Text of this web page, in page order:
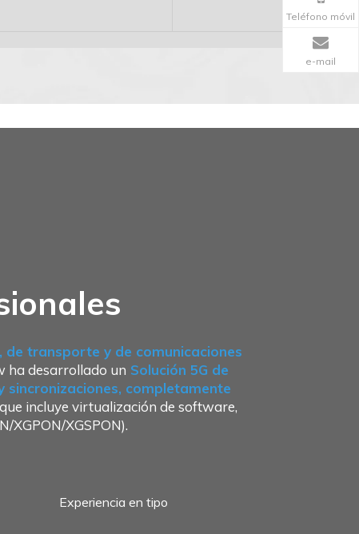
transporte y de comunicaciones
ha desarrollado un Solución 5G de
sincronizaciones, completamente
incluye virtualización de software,
XGPON/XGSPON).
Experiencia en tipo
Teléfono móvil
e-mail